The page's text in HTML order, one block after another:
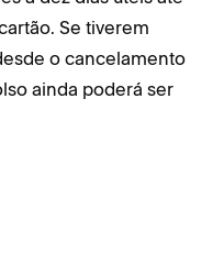
Se tiverem
o cancelamento
ainda poderá ser